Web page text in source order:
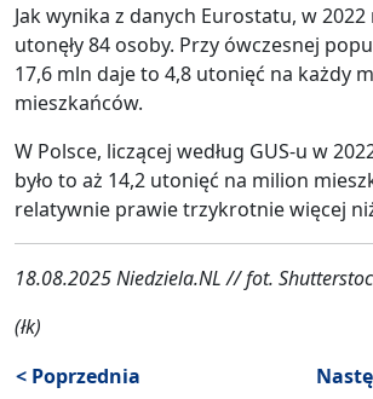
Jak wynika z danych Eurostatu, w 2022
utonęły 84 osoby. Przy ówczesnej
17,6 mln daje to 4,8 utonięć na każdy
mieszkańców.
W Polsce, liczącej według GUS-u w
było to aż 14,2 utonięć na milion
relatywnie prawie trzykrotnie więcej
18.08.2025 Niedziela.NL // fot.
(łk)
< Poprzednia